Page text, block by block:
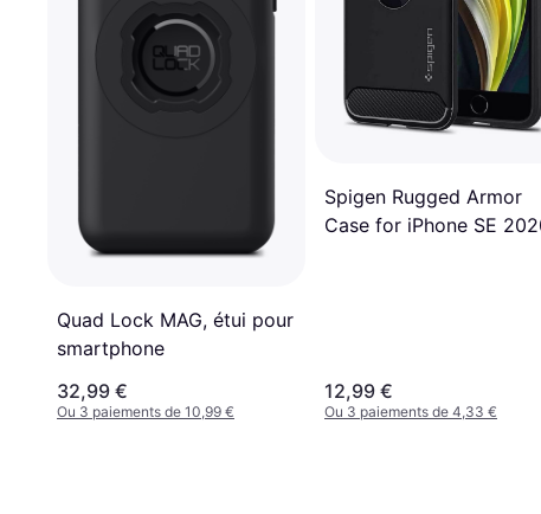
Quad Lock MAG, étui pour
smartphone
32,99 €
Ou 3 paiements de 10,99 €
Spigen Rugged Armor
Case for iPhone SE
12,99 €
Ou 3 paiements de 4,33 €